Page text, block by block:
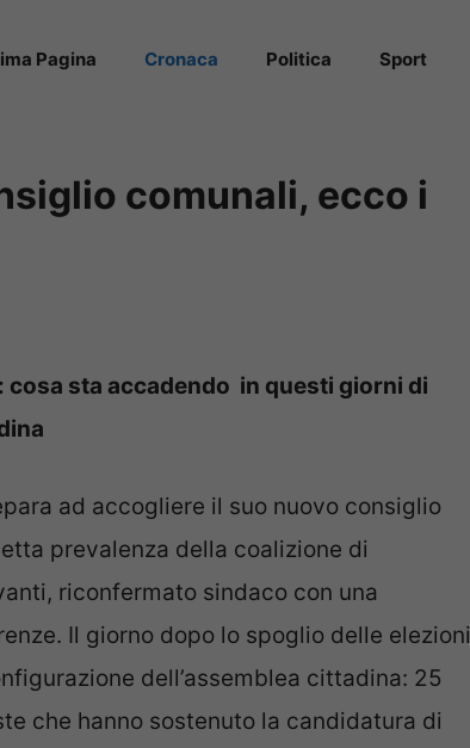
Pagina Cronaca Politica Sport
comunali, ecco i
sta accadendo in questi giorni di
ad accogliere il suo nuovo consiglio
prevalenza della coalizione di
riconfermato sindaco con una
Il giorno dopo lo spoglio delle elezioni
dell’assemblea cittadina: 25
che hanno sostenuto la candidatura di